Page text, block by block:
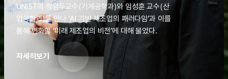
UNIST의 정임두교수(기계공학과)와 임성훈 교수(산
업공학과)를 만나 ‘AI 기반 제조업의 패러다임’과 이를
통해 변화할 ‘미래 제조업의 비전’에 대해 물었다.
자세히보기